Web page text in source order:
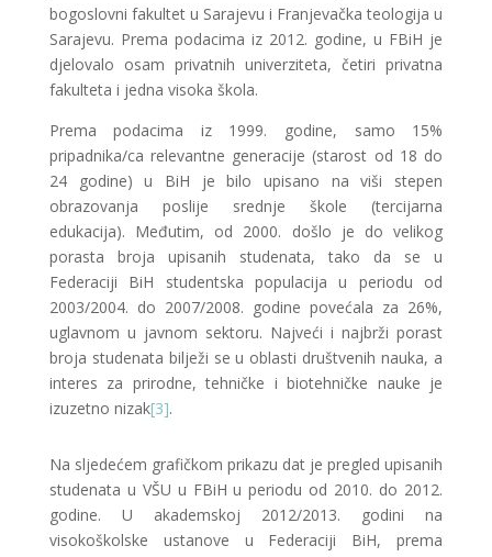
bogoslovni fakultet u Sarajevu i Franjevačka teologija u
Sarajevu. Prema podacima iz 2012. godine, u FBiH je
djelovalo osam privatnih univerziteta, četiri privatna
fakulteta i jedna visoka škola.
Prema podacima iz 1999. godine, samo 15%
pripadnika/ca relevantne generacije (starost od 18 do
24 godine) u BiH je bilo upisano na viši stepen
obrazovanja poslije srednje škole (tercijarna
edukacija). Međutim, od 2000. došlo je do velikog
porasta broja upisanih studenata, tako da se u
Federaciji BiH studentska populacija u periodu od
2003/2004. do 2007/2008. godine povećala za 26%,
uglavnom u javnom sektoru. Najveći i najbrži porast
broja studenata bilježi se u oblasti društvenih nauka, a
interes za prirodne, tehničke i biotehničke nauke je
izuzetno nizak[3].
Na sljedećem grafičkom prikazu dat je pregled upisanih
studenata u VŠU u FBiH u periodu od 2010. do 2012.
godine. U akademskoj 2012/2013. godini na
visokoškolske ustanove u Federaciji BiH, prema